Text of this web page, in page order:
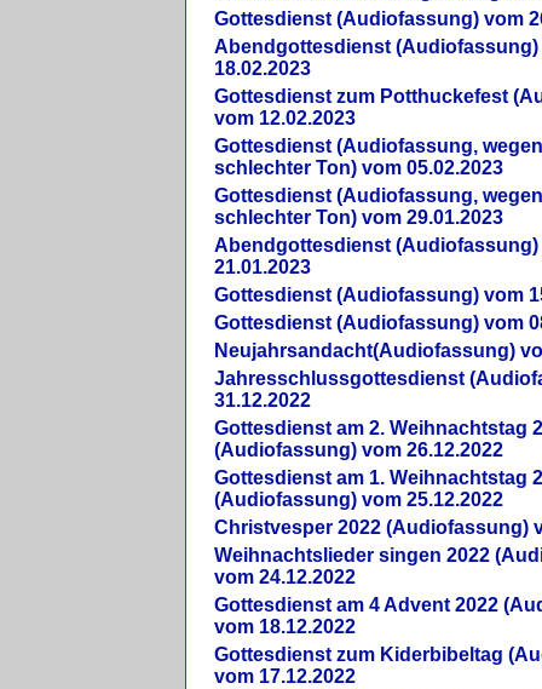
Gottesdienst (Audiofassung) vom
Abendgottesdienst (Audiofassung)
18.02.2023
Gottesdienst zum Potthuckefest
vom 12.02.2023
Gottesdienst (Audiofassung,
schlechter Ton) vom 05.02.2023
Gottesdienst (Audiofassung,
schlechter Ton) vom 29.01.2023
Abendgottesdienst (Audiofassung)
21.01.2023
Gottesdienst (Audiofassung) vom
Gottesdienst (Audiofassung) vom
Neujahrsandacht(Audiofassung)
Jahresschlussgottesdienst
31.12.2022
Gottesdienst am 2. Weihnachtstag
(Audiofassung) vom 26.12.2022
Gottesdienst am 1. Weihnachtstag
(Audiofassung) vom 25.12.2022
Christvesper 2022 (Audiofassung)
Weihnachtslieder singen 2022
vom 24.12.2022
Gottesdienst am 4 Advent 2022
vom 18.12.2022
Gottesdienst zum Kiderbibeltag
vom 17.12.2022